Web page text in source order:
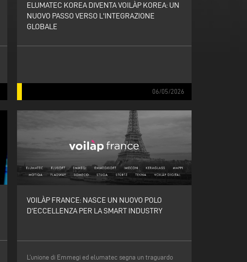
ELUMATEC KOREA DIVENTA VOILÀP KOREA: UN
NUOVO PASSO VERSO L'INTEGRAZIONE
GLOBALE
06/05/2026
VOILÀP FRANCE: NASCE UN NUOVO POLO
D’ECCELLENZA PER LA SMART INDUSTRY
L’unione di Emmegi ed elumatec segna un traguardo